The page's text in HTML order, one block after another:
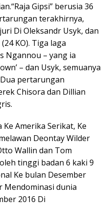
Gipsi” berusia 36
terakhirnya,
Di Oleksandr Usyk, dan
KO). Tiga laga
Ngannou – yang ia
– dan Usyk, semuanya
pertarungan
Chisora dan Dillian
Amerika Serikat, Ke
Deontay Wilder
Wallin dan Tom
tinggi badan 6 kaki 9
Ke bulan Desember
Mendominasi dunia
2016 Di